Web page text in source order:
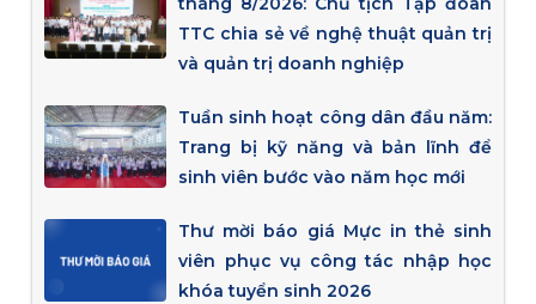
TTC chia sẻ về nghệ thuật quản trị
và quản trị doanh nghiệp
Tuần sinh hoạt công dân đầu năm:
Trang bị kỹ năng và bản lĩnh để
sinh viên bước vào năm học mới
Thư mời báo giá Mực in thẻ sinh
viên phục vụ công tác nhập học
khóa tuyển sinh 2026